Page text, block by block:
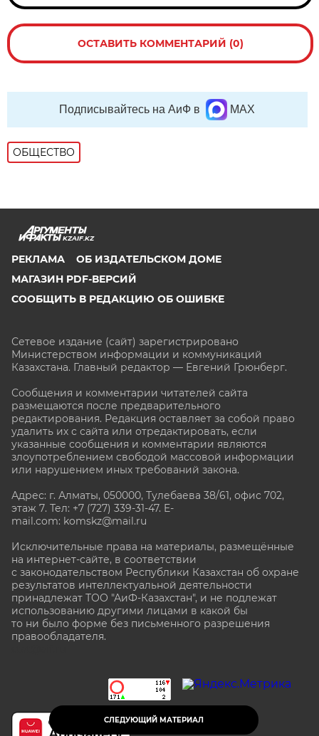
СЛЕДУЮЩИЙ МАТЕРИАЛ
ОСТАВИТЬ КОММЕНТАРИЙ (0)
Подписывайтесь на АиФ в MAX
ОБЩЕСТВО
KZAIF.KZ
РЕКЛАМА
ОБ ИЗДАТЕЛЬСКОМ ДОМЕ
МАГАЗИН PDF-ВЕРСИЙ
СООБЩИТЬ В РЕДАКЦИЮ ОБ ОШИБКЕ
Сетевое издание (сайт) зарегистрировано
Министерством информации и коммуникаций
Казахстана. Главный редактор — Евгений Грюнберг.
Сообщения и комментарии читателей сайта
размещаются после предварительного
редактирования. Редакция оставляет за собой право
удалить их с сайта или отредактировать, если
указанные сообщения и комментарии являются
злоупотреблением свободой массовой информации
или нарушением иных требований закона.
Адрес: г. Алматы, 050000, Тулебаева 38/61, офис 702,
этаж 7. Тел: +7 (727) 339-31-47. E-
mail.com: komskz@mail.ru
Исключительные права на материалы, размещённые
на интернет-сайте, в соответствии
с законодательством Республики Казахстан об охране
результатов интеллектуальной деятельности
принадлежат ТОО "АиФ-Казахстан", и не подлежат
использованию другими лицами в какой бы
то ни было форме без письменного разрешения
правообладателя.
16+